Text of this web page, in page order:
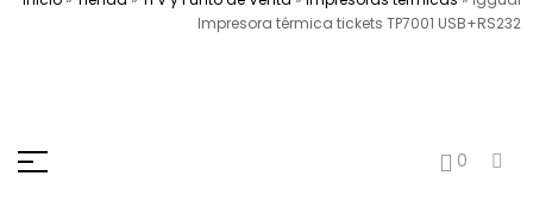
Impresora térmica tickets TP7001 USB+RS232
0